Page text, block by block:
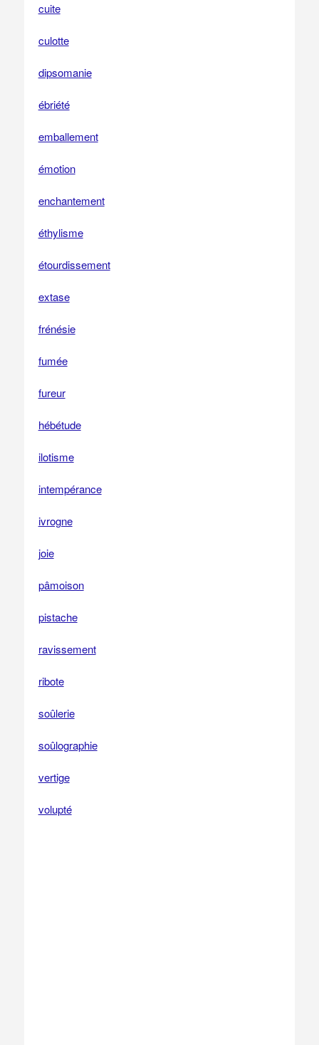
cuite
culotte
dipsomanie
ébriété
emballement
émotion
enchantement
éthylisme
étourdissement
extase
frénésie
fumée
fureur
hébétude
ilotisme
intempérance
ivrogne
joie
pâmoison
pistache
ravissement
ribote
soûlerie
soûlographie
vertige
volupté